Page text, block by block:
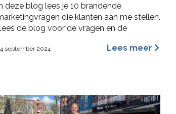
deze blog lees je 10 brandende
die klanten aan me stellen.
de blog voor de vragen en de
september 2024 Lees meer